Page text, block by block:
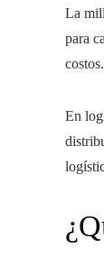
La
para
costos.
En